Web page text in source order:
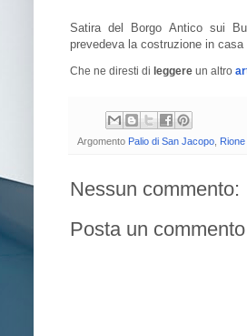
Satira del Borgo Antico sui
prevedeva la costruzione in casa
Che ne diresti di leggere un altro
Argomento Palio di San Jacopo
Nessun commento:
Posta un commento